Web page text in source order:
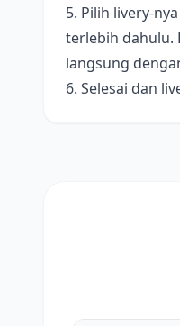
5. Pilih livery-
terlebih dahulu.
langsung
6. Selesai dan